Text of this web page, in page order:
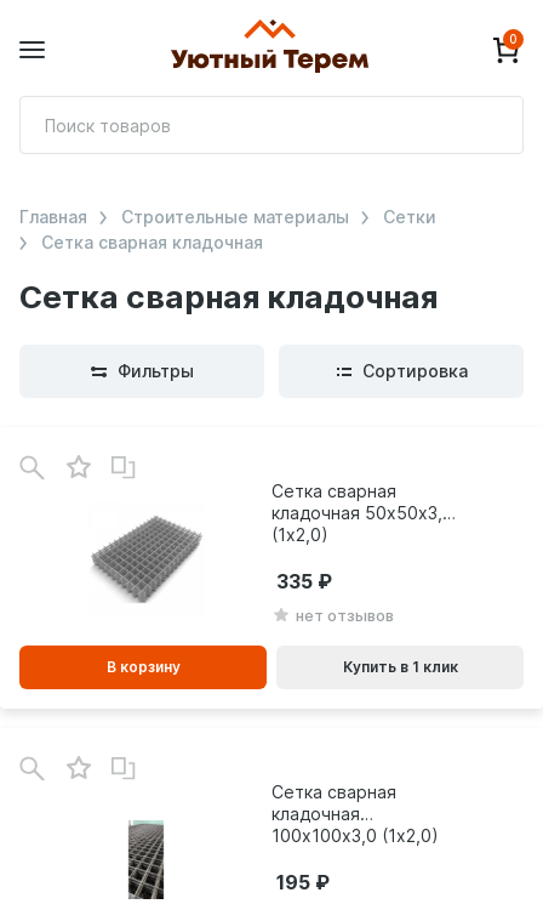
0
Сетка сварная кладочная
Главная Строительные материалы
Сетки
Сетка сварная кладочная
Фильтры Сортировка
Сетка сварная
кладочная 50х50х3,0
(1х2,0)
нет отзывов
335
В корзину Купить в 1 клик
Сетка сварная
кладочная
100х100х3,0 (1х2,0)
195